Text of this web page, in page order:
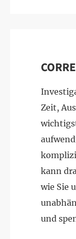
Zeit,
kann
wie Sie
und